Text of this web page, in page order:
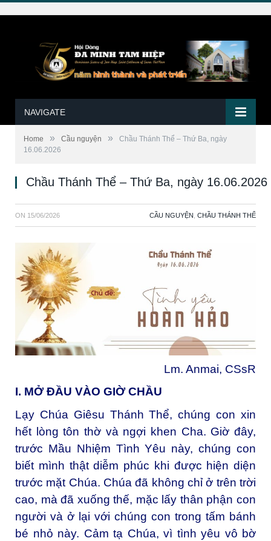
NAVIGATE
Home » Cầu nguyện »
Chầu Thánh Thể – Thứ Ba, ngày
16.06.2026
Chầu Thánh Thể – Thứ Ba, ngày 16.06.2026
ON 15/06/2026 CẦU NGUYỆN CHẦU THÁNH THỂ
Lm. Anmai, CSsR
I. MỞ ĐẦU VÀO GIỜ CHẦU
Lạy Chúa Giêsu Thánh Thể, chúng con xin
hết lòng tôn thờ và ngợi khen Cha. Giờ đây,
trước Mầu Nhiệm Tình Yêu này, chúng con
biết mình thật diễm phúc khi được hiện diện
trước mặt Chúa. Chúa đã không chỉ ở trên trời
cao, mà đã xuống thế, mặc lấy thân phận con
người và ở lại với chúng con trong tấm bánh
bé nhỏ này. Cảm tạ Chúa, vì tình yêu vô bờ